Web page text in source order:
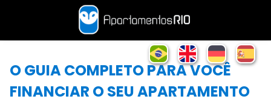
O GUIA COMPLETO PARA VOCÊ
FINANCIAR O SEU APARTAMENTO